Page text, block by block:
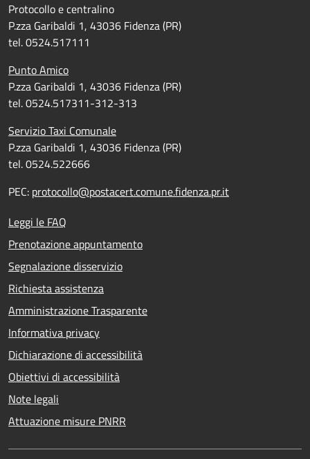
Protocollo e centralino
P.zza Garibaldi 1, 43036 Fidenza (PR)
tel. 0524.517111
Punto Amico
P.zza Garibaldi 1, 43036 Fidenza (PR)
tel. 0524.517311-312-313
Servizio Taxi Comunale
P.zza Garibaldi 1, 43036 Fidenza (PR)
tel. 0524.522666
PEC: protocollo@postacert.comune.fidenza.pr.it
Leggi le FAQ
Prenotazione appuntamento
Segnalazione disservizio
Richiesta assistenza
Amministrazione Trasparente
Informativa privacy
Dichiarazione di accessibilità
Obiettivi di accessibilità
Note legali
Attuazione misure PNRR